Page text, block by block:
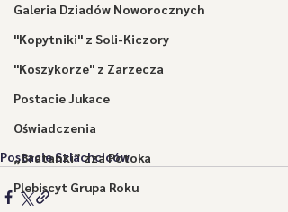
Galeria Dziadów Noworocznych
"Kopytniki" z Soli-Kiczory
"Koszykorze" z Zarzecza
Postacie Jukace
Oświadczenia
„Bratanki” zza Potoka
Plebiscyt Grupa Roku
Postacie Szlachciców